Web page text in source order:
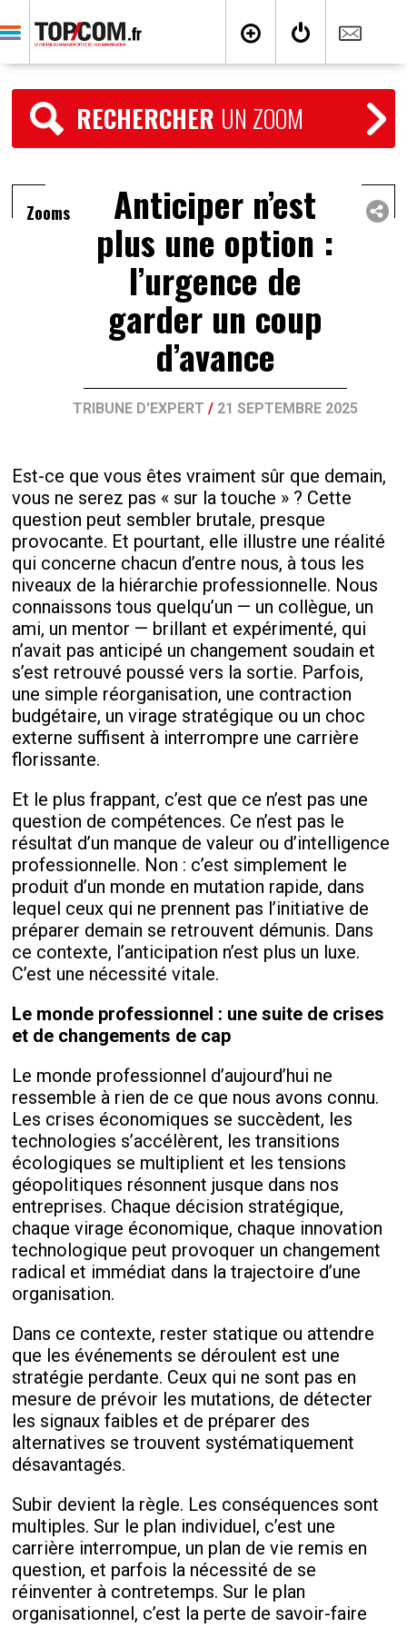
RECHERCHER UN ZOOM
Zooms Anticiper n’est
plus une option :
l’urgence de
garder un coup
d’avance
TRIBUNE D'EXPERT / 21 SEPTEMBRE 2025
Est-ce que vous êtes vraiment sûr que demain,
vous ne serez pas « sur la touche » ? Cette
question peut sembler brutale, presque
provocante. Et pourtant, elle illustre une réalité
qui concerne chacun d’entre nous, à tous les
niveaux de la hiérarchie professionnelle. Nous
connaissons tous quelqu’un — un collègue, un
ami, un mentor — brillant et expérimenté, qui
n’avait pas anticipé un changement soudain et
s’est retrouvé poussé vers la sortie. Parfois,
une simple réorganisation, une contraction
budgétaire, un virage stratégique ou un choc
externe suffisent à interrompre une carrière
florissante.
Et le plus frappant, c’est que ce n’est pas une
question de compétences. Ce n’est pas le
résultat d’un manque de valeur ou d’intelligence
professionnelle. Non : c’est simplement le
produit d’un monde en mutation rapide, dans
lequel ceux qui ne prennent pas l’initiative de
préparer demain se retrouvent démunis. Dans
ce contexte, l’anticipation n’est plus un luxe.
C’est une nécessité vitale.
Le monde professionnel : une suite de crises
et de changements de cap
Le monde professionnel d’aujourd’hui ne
ressemble à rien de ce que nous avons connu.
Les crises économiques se succèdent, les
technologies s’accélèrent, les transitions
écologiques se multiplient et les tensions
géopolitiques résonnent jusque dans nos
entreprises. Chaque décision stratégique,
chaque virage économique, chaque innovation
technologique peut provoquer un changement
radical et immédiat dans la trajectoire d’une
organisation.
Dans ce contexte, rester statique ou attendre
que les événements se déroulent est une
stratégie perdante. Ceux qui ne sont pas en
mesure de prévoir les mutations, de détecter
les signaux faibles et de préparer des
alternatives se trouvent systématiquement
désavantagés.
Subir devient la règle. Les conséquences sont
multiples. Sur le plan individuel, c’est une
carrière interrompue, un plan de vie remis en
question, et parfois la nécessité de se
réinventer à contretemps. Sur le plan
organisationnel, c’est la perte de savoir-faire